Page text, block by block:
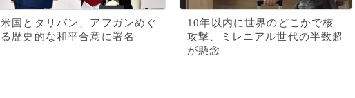
米国とタリバン、アフガンめぐ
る歴史的な和平合意に署名
10年以内に世界のどこかで核
攻撃、ミレニアル世代の半数超
が懸念